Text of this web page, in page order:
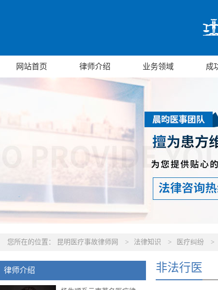
网站首页 律师介绍 业务领域 成
您所在的位置： 昆明医疗事故律师网 > 法律知识 > 医疗纠纷 >
律师介绍 非法行医